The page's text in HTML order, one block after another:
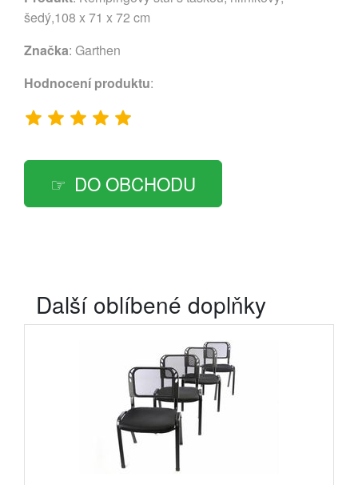
šedý,108 x 71 x 72 cm
Značka: Garthen
Hodnocení produktu:
DO OBCHODU
Další oblíbené doplňky